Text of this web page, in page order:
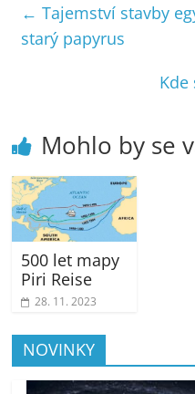
← Tajemství stavby
starý papyrus
Kde
Mohlo by se
500 let mapy
Piri Reise
28. 11. 2023
NOVINKY